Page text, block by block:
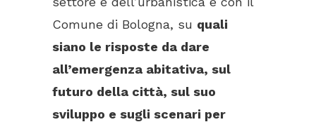
Comune di Bologna, su quali
siano le risposte da dare
all’emergenza abitativa, sul
futuro della città, sul suo
sviluppo e sugli scenari per